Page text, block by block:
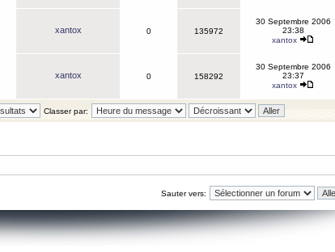
xantox 0 135972
30 Septembre 2006
23:38
xantox
xantox 0 158292
30 Septembre 2006
23:37
xantox
Classer par:
Sauter vers: